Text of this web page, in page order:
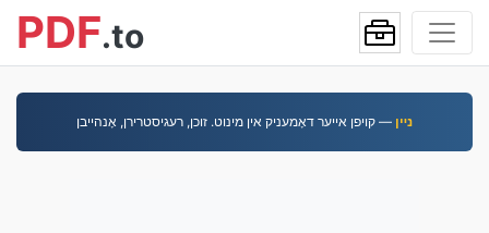
PDF.to
נײן — קויפן אייער דאָמעניק אין מינוט. זוכן, רעגיסטרירן, אָנהײבן